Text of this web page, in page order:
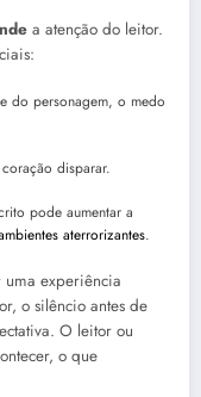
a atenção do leitor.
do personagem, o medo
disparar.
pode aumentar a
aterrorizantes.
uma experiência
o silêncio antes de
O leitor ou
o que